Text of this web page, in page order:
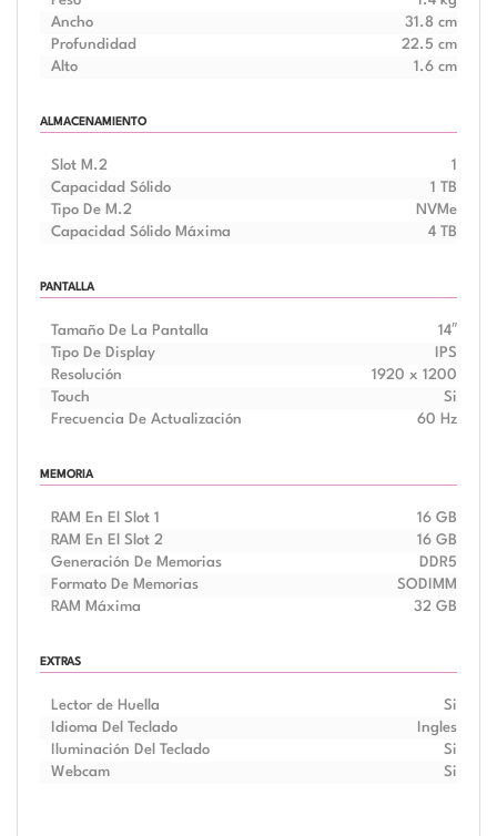
Ancho
31.8 cm
Profundidad
22.5 cm
Alto
1.6 cm
ALMACENAMIENTO
Slot M.2
1
Capacidad Sólido
1 TB
Tipo De M.2
NVMe
Capacidad Sólido Máxima
4 TB
PANTALLA
Tamaño De La Pantalla
14″
Tipo De Display
IPS
Resolución
1920 x 1200
Touch
Si
Frecuencia De Actualización
60 Hz
MEMORIA
RAM En El Slot 1
16 GB
RAM En El Slot 2
16 GB
Generación De Memorias
DDR5
Formato De Memorias
SODIMM
RAM Máxima
32 GB
EXTRAS
Lector de Huella
Si
Idioma Del Teclado
Ingles
Iluminación Del Teclado
Si
Webcam
Si